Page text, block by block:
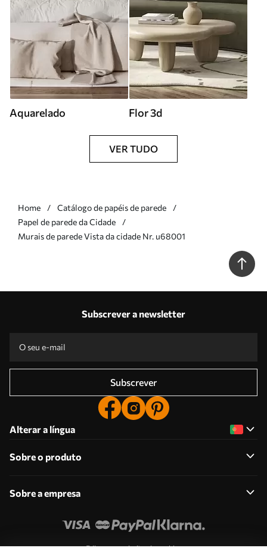
Aquarelado Flor 3d
VER TUDO
Home
Catálogo de papéis de parede
Papel de parede da Cidade
Murais de parede Vista da cidade Nr. u68001
Subscrever a newsletter
Subscrever
Alterar a língua
Sobre o produto
Sobre a empresa